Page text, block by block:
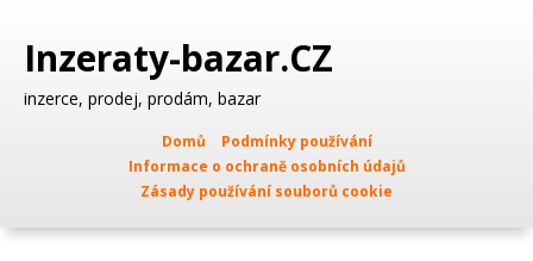
Inzeraty-bazar.CZ
inzerce, prodej, prodám, bazar
Domů
Podmínky používání
Informace o ochraně osobních údajů
Zásady používání souborů cookie